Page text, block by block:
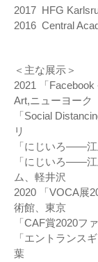
2017 HFG
2016 Central
＜主な展示＞
2021 「
Art,ニューヨーク
「Social
リ
「にじいろ――江
「にじいろ――
ム、軽井沢
2020 「VOCA展
術館、東京
「CAF賞2020フ
「エントランス
葉